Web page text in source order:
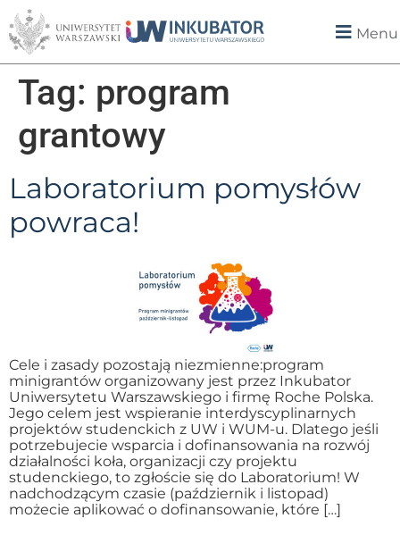
Menu
Tag: program
grantowy
Laboratorium pomysłów
powraca!
Cele i zasady pozostają niezmienne:program
minigrantów organizowany jest przez Inkubator
Uniwersytetu Warszawskiego i firmę Roche Polska.
Jego celem jest wspieranie interdyscyplinarnych
projektów studenckich z UW i WUM-u. Dlatego jeśli
potrzebujecie wsparcia i dofinansowania na rozwój
działalności koła, organizacji czy projektu
studenckiego, to zgłoście się do Laboratorium! W
nadchodzącym czasie (październik i listopad)
możecie aplikować o dofinansowanie, które […]